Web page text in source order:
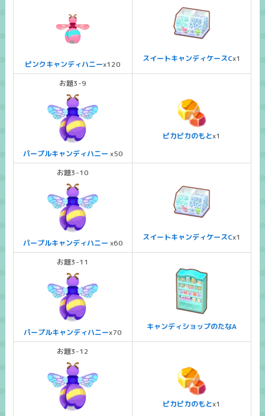
ピンクキャンディハニーx120
スイートキャンディケースCx1
お題3-9
パープルキャンディハニー x50
ピカピカのもとx1
お題3-10
パープルキャンディハニー x60
スイートキャンディケースCx1
お題3-11
パープルキャンディハニーx70
キャンディショップのたなA
お題3-12
ピカピカのもとx1